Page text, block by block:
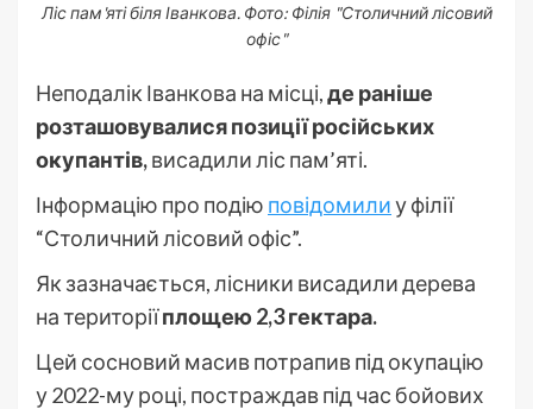
Ліс пам'яті біля Іванкова. Фото: Філія "Столичний лісовий
офіс"
Неподалік Іванкова на місці,де раніше
розташовувалися позиції російських
окупантів,висадили ліс пам’яті.
Інформацію про подію повідомилиу філії
“Столичний лісовий офіс”.
Як зазначається, лісники висадили дерева
на територіїплощею 2,3 гектара.
Цей сосновий масив потрапив під окупацію
у 2022-му році, постраждав під час бойових